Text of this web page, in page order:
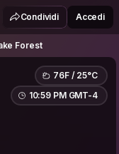
/ Wake Forest
Condividi Accedi
Forest
76F / 25°C
10:59 PM GMT-4